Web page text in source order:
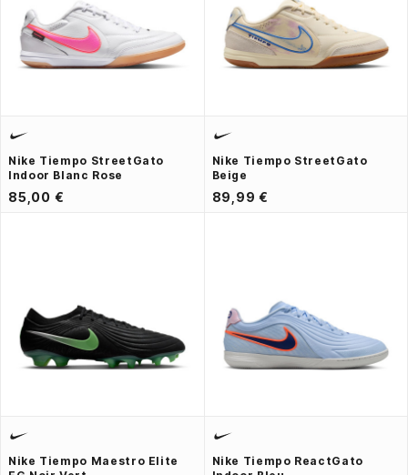
Nike Tiempo StreetGato
Indoor Blanc Rose
85,00 €
Nike Tiempo StreetGato
Beige
89,99 €
Nike Tiempo Maestro Elite
Nike Tiempo ReactGato